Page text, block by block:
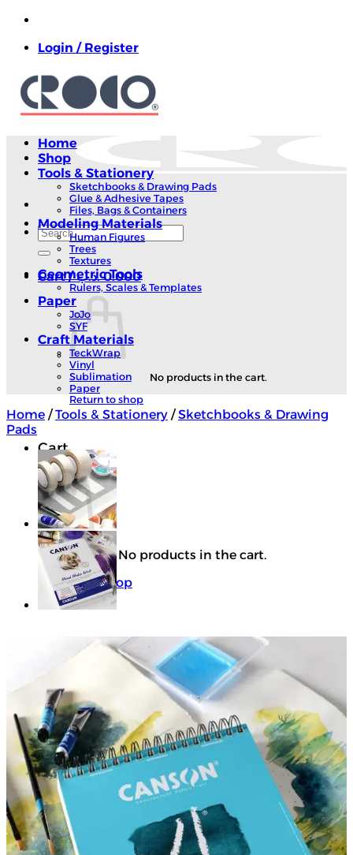
Skip
contentLogin / Register
Search
for:
Cart /
0.000 .د.ب
No products in the cart.
Return to shop
Cart
No products in the cart.
Return to shop
Home
Shop
Tools & Stationery
Sketchbooks & Drawing Pads
Glue & Adhesive Tapes
Files, Bags & Containers
Modeling Materials
Human Figures
Trees
Textures
Geometric Tools
Rulers, Scales & Templates
Paper
JoJo
SYF
Craft Materials
TeckWrap
Vinyl
Sublimation
Paper
Home / Tools & Stationery / Sketchbooks & Drawing
Pads